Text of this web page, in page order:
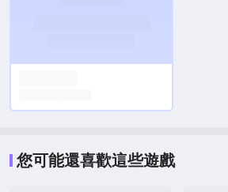
您可能還喜歡這些遊戲